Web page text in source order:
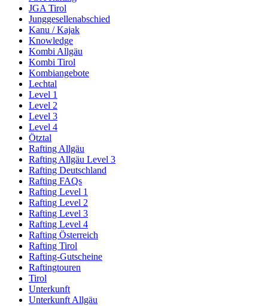
JGA Tirol
Junggesellenabschied
Kanu / Kajak
Knowledge
Kombi Allgäu
Kombi Tirol
Kombiangebote
Lechtal
Level 1
Level 2
Level 3
Level 4
Ötztal
Rafting Allgäu
Rafting Allgäu Level 3
Rafting Deutschland
Rafting FAQs
Rafting Level 1
Rafting Level 2
Rafting Level 3
Rafting Level 4
Rafting Österreich
Rafting Tirol
Rafting-Gutscheine
Raftingtouren
Tirol
Unterkunft
Unterkunft Allgäu